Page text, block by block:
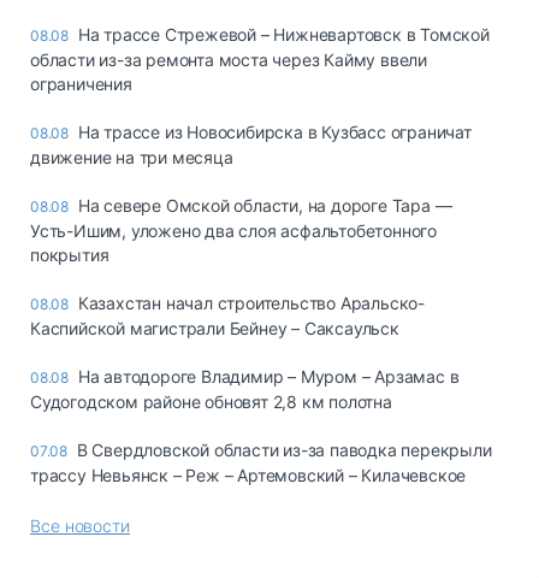
08.08 На трассе Стрежевой – Нижневартовск в Томской
области из-за ремонта моста через Кайму ввели
ограничения
08.08 На трассе из Новосибирска в Кузбасс ограничат
движение на три месяца
08.08 На севере Омской области, на дороге Тара —
Усть-Ишим, уложено два слоя асфальтобетонного
покрытия
08.08 Казахстан начал строительство Аральско-
Каспийской магистрали Бейнеу – Саксаульск
08.08 На автодороге Владимир – Муром – Арзамас в
Судогодском районе обновят 2,8 км полотна
07.08 В Свердловской области из-за паводка перекрыли
трассу Невьянск – Реж – Артемовский – Килачевское
Все новости